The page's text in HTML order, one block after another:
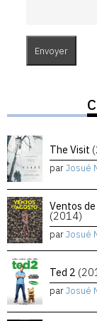
The Visit
parJosué
Ventos
(2014)
parJosué
Ted 2
parJosué